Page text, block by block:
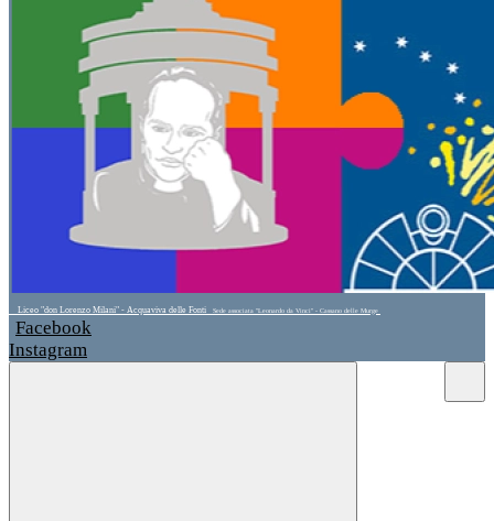
Liceo "don Lorenzo Milani" - Acquaviva delle Fonti Sede associata "Leonardo da Vinci" - Cassano delle Murge
Facebook
Instagram